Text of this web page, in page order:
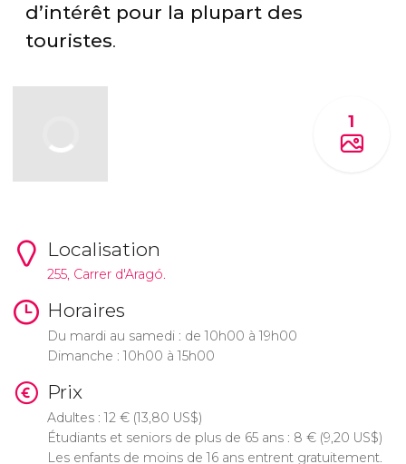
d’intérêt pour la plupart des
touristes.
1
Localisation
255, Carrer d'Aragó.
Horaires
Du mardi au samedi : de 10h00 à 19h00
Dimanche : 10h00 à 15h00
Prix
Adultes : 12 €(13,80 US$)
Étudiants et seniors de plus de 65 ans : 8 €(9,20 US$)
Les enfants de moins de 16 ans entrent gratuitement.